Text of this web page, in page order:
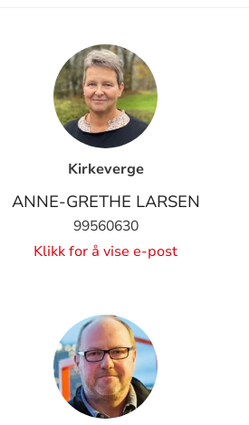
Kirkeverge
ANNE-GRETHE LARSEN
99560630
Klikk for å vise e-post